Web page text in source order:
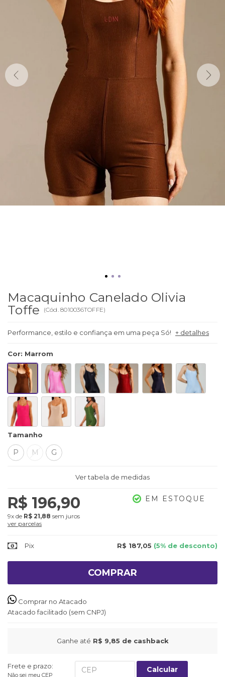
Macaquinho Canelado Olivia
Toffe
(Cód. 8010036TOFFE)
Performance, estilo e confiança em uma peça Só! + detalhes
Cor: Marrom
Tamanho
P M G
Ver tabela de medidas
R$ 196,90
9x de R$ 21,88 sem juros
ver parcelas
EM ESTOQUE
Pix R$ 187,05 (5% de desconto)
COMPRAR
Comprar no Atacado
Atacado facilitado (sem CNPJ)
Ganhe até R$ 9,85 de cashback
Frete e prazo:
Não sei meu CEP
Calcular